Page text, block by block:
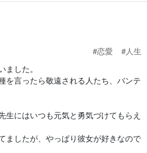
#恋愛
#人生
した。
を言ったら敬遠される人たち、バンテ
生にはいつも元気と勇気づけてもらえ
ましたが、やっぱり彼女が好きなので